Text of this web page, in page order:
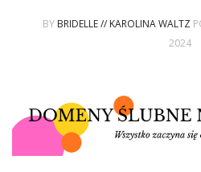
BY BRIDELLE // KAROLINA WALTZ
2024